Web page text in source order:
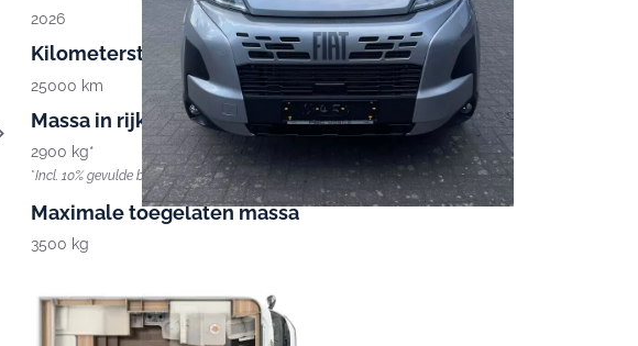
2026
Kilometerstand
25000 km
Massa in rijklare toestand
2900 kg*
*Incl. 10% gevulde brandstoftank
Maximale toegelaten massa
3500 kg